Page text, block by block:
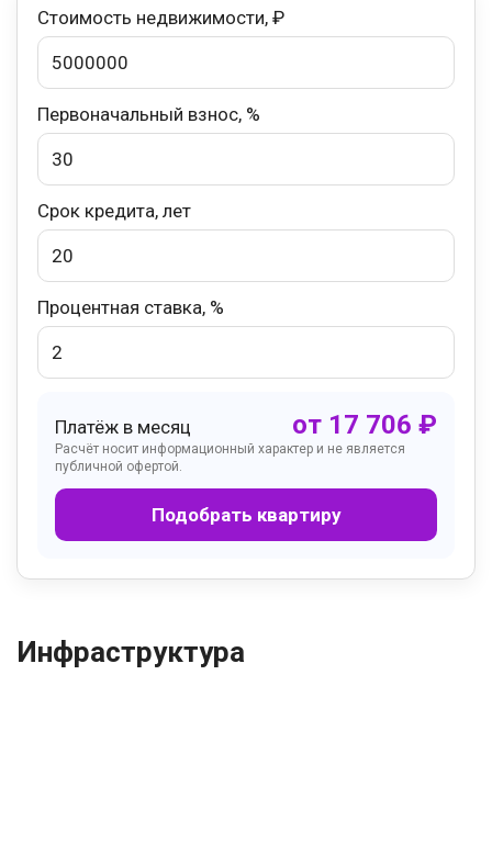
Стоимость недвижимости, ₽
Первоначальный взнос, %
Срок кредита, лет
Процентная ставка, %
Платёж в месяц от 17 706 ₽
Расчёт носит информационный характер и не является
публичной офертой.
Подобрать квартиру
Инфраструктура